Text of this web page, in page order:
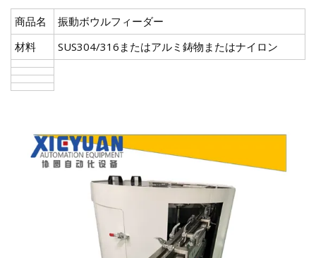
商品名
振動ボウルフィーダー
材料
SUS304/316またはアルミ鋳物またはナイロン